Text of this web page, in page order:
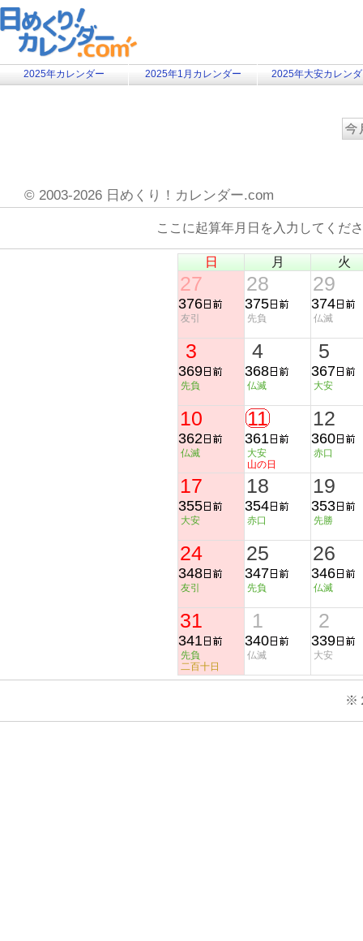
2025年カレンダー 2025年1月カレンダー 2025年大安カレン
© 2003-2026 日めくり！カレンダー.com
ここに起算年月日を入力してく
日 月 火
27
376
友引
28
375
先負
29
374
仏滅
3
369
先負
4
368
仏滅
5
367
大安
10
362
仏滅
11
361
大安
山の日
12
360
赤口
17
355
大安
18
354
赤口
19
353
先勝
24
348
友引
25
347
先負
26
346
仏滅
31
341
先負
二百十日
1
340
仏滅
2
339
大安
※